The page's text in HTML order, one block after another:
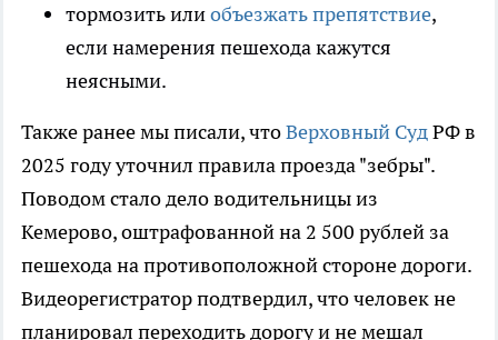
тормозить илиобъезжать препятствие,
если намерения пешехода кажутся
неясными.
Также ранее мы писали, чтоВерховный СудРФ в
2025 году уточнил правила проезда "зебры".
Поводом стало дело водительницы из
Кемерово, оштрафованной на 2 500 рублей за
пешехода на противоположной стороне дороги.
Видеорегистратор подтвердил, что человек не
планировал переходить дорогу и не мешал